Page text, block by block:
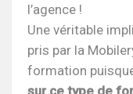
l’agence !
Une véritable
pris par la
formation
sur ce type de